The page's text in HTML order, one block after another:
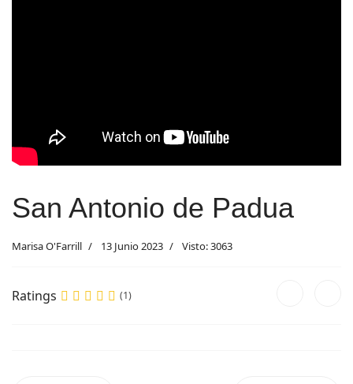
San Antonio de Padua
Marisa O'Farrill 13 Junio 2023 Visto: 3063
Ratings (1)